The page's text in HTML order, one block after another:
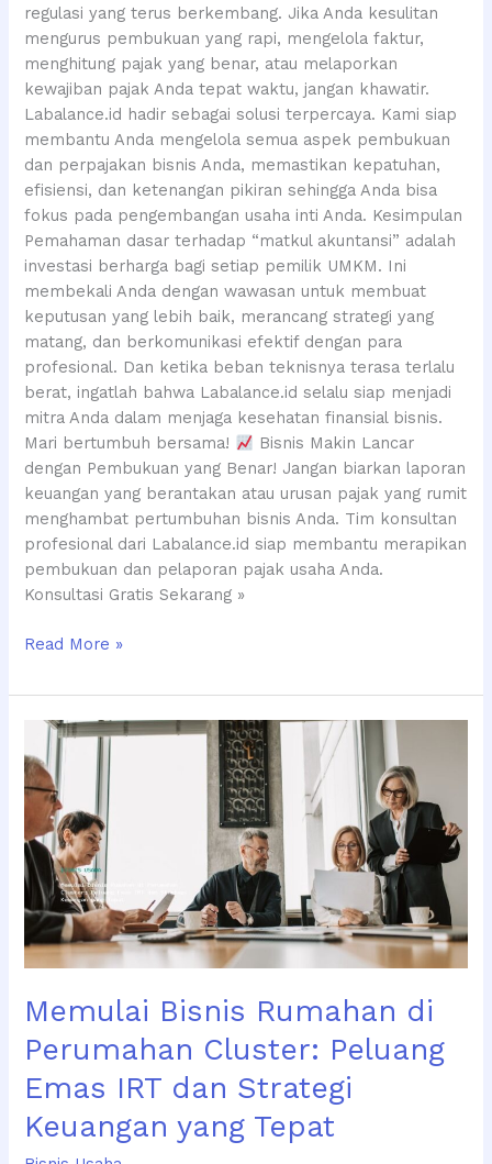
regulasi yang terus berkembang. Jika Anda kesulitan
mengurus pembukuan yang rapi, mengelola faktur,
menghitung pajak yang benar, atau melaporkan
kewajiban pajak Anda tepat waktu, jangan khawatir.
Labalance.id hadir sebagai solusi terpercaya. Kami siap
membantu Anda mengelola semua aspek pembukuan
dan perpajakan bisnis Anda, memastikan kepatuhan,
efisiensi, dan ketenangan pikiran sehingga Anda bisa
fokus pada pengembangan usaha inti Anda. Kesimpulan
Pemahaman dasar terhadap “matkul akuntansi” adalah
investasi berharga bagi setiap pemilik UMKM. Ini
membekali Anda dengan wawasan untuk membuat
keputusan yang lebih baik, merancang strategi yang
matang, dan berkomunikasi efektif dengan para
profesional. Dan ketika beban teknisnya terasa terlalu
berat, ingatlah bahwa Labalance.id selalu siap menjadi
mitra Anda dalam menjaga kesehatan finansial bisnis.
Mari bertumbuh bersama!
Bisnis Makin Lancar
dengan Pembukuan yang Benar! Jangan biarkan laporan
keuangan yang berantakan atau urusan pajak yang rumit
menghambat pertumbuhan bisnis Anda. Tim konsultan
profesional dari Labalance.id siap membantu merapikan
pembukuan dan pelaporan pajak usaha Anda.
Konsultasi Gratis Sekarang »
Read More »
Memulai Bisnis Rumahan di
Perumahan Cluster: Peluang
Emas IRT dan Strategi
Keuangan yang Tepat
Memulai
Bisnis
Rumahan
di
Perumahan
Cluster:
Peluang
Emas
IRT
dan
Keuangan
Tepat